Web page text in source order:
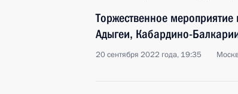
Торжественное
Адыгеи, Кабардино-
20 сентября 2022 года, 19:35